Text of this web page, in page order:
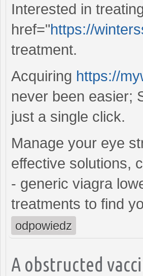
Interested in
href="https://
treatment.
Acquiring https://
never been easier;
just a single click.
Manage your eye
effective solutions,
- generic viagra
treatments to find
odpowiedz
A obstructed